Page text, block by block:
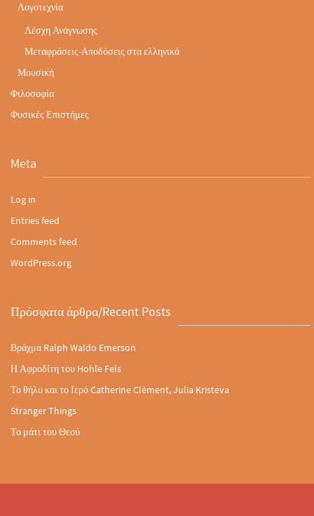
Λογοτεχνία
Λέσχη Ανάγνωσης
Μεταφράσεις-Αποδόσεις στα ελληνικά
Μουσική
Φιλοσοφία
Φυσικές Επιστήμες
Meta
Log in
Entries feed
Comments feed
WordPress.org
Πρόσφατα άρθρα/Recent Posts
Βράχμα Ralph Waldo Emerson
Η Αφροδίτη του Hohle Fels
Το θήλυ και το Ιερό Catherine Clèment, Julia Kristeva
Stranger Things
Το μάτι του Θεού